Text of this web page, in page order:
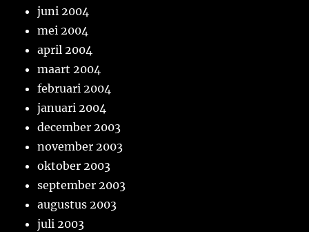
juni 2004
mei 2004
april 2004
maart 2004
februari 2004
januari 2004
december 2003
november 2003
oktober 2003
september 2003
augustus 2003
juli 2003